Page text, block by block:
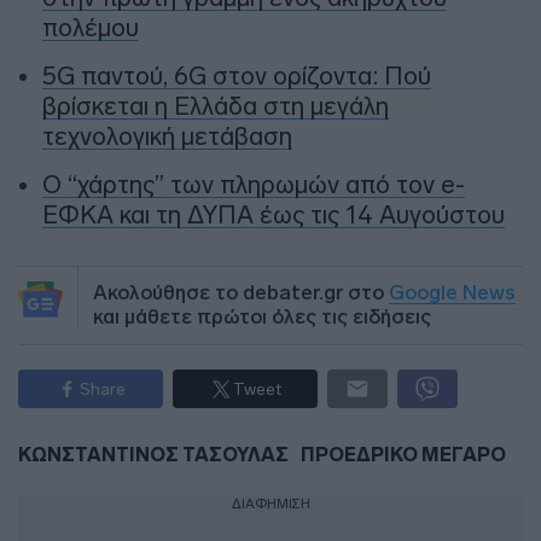
πολέμου
5G παντού, 6G στον ορίζοντα: Πού
βρίσκεται η Ελλάδα στη μεγάλη
τεχνολογική μετάβαση
Ο “χάρτης” των πληρωμών από τον e-
ΕΦΚΑ και τη ΔΥΠΑ έως τις 14 Αυγούστου
Ακολούθησε το debater.gr στο Google News
και μάθετε πρώτοι όλες τις ειδήσεις
Share Tweet
ΚΩΝΣΤΑΝΤΙΝΟΣ ΤΑΣΟΥΛΑΣ ΠΡΟΕΔΡΙΚΟ ΜΕΓΑΡΟ
ΔΙΑΦΗΜΙΣΗ